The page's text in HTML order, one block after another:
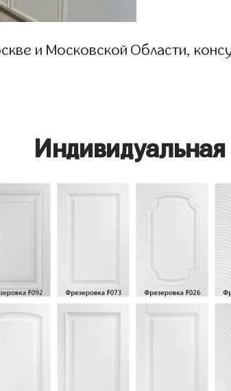
и Московской Области,